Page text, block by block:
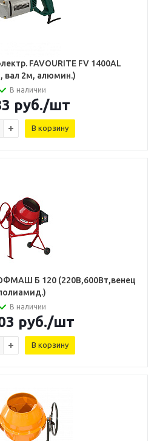
FAVOURITE FV 1400AL
вал 2м, алюмин.)
В наличии
руб./шт
В корзину
Б 120 (220В,600Вт,венец
В наличии
руб./шт
В корзину